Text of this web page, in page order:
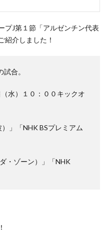
プJ第１節「アルゼンチン代表
紹介しました！
合。
水）１０：００キックオ
」「NHK BSプレミアム
・ゾーン）」「NHK